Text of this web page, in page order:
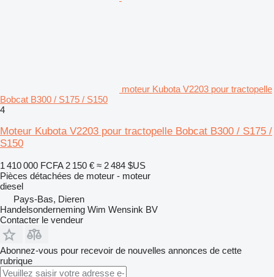
moteur Kubota V2203 pour tractopelle
Bobcat B300 / S175 / S150
4
Moteur Kubota V2203 pour tractopelle Bobcat B300 / S175 /
S150
1 410 000 FCFA 2 150 € ≈ 2 484 $US
Pièces détachées de moteur - moteur
diesel
Pays-Bas, Dieren
Handelsonderneming Wim Wensink BV
Contacter le vendeur
Abonnez-vous pour recevoir de nouvelles annonces de cette
rubrique